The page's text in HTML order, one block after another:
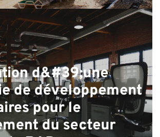
d&#39;une
de développement
pour le
du secteur